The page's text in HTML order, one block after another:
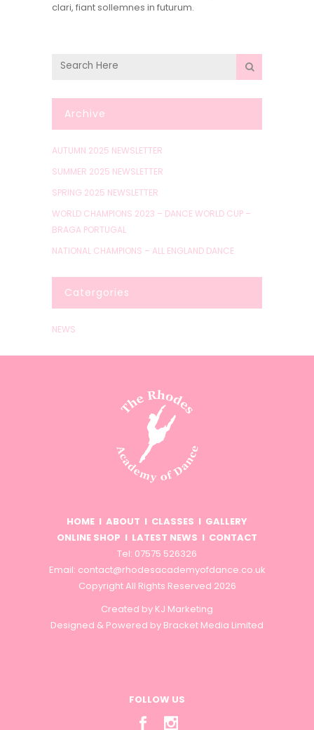
clari, fiant sollemnes in futurum.
Archive
AUTUMN 2025 NEWSLETTER
SUMMER 2025 NEWSLETTER
SPRING 2025 NEWSLETTER
WORLD CHAMPIONS 2023 – DANCE WORLD CUP –
BRAGA PORTUGAL
NATIONAL CHAMPIONS – ALL ENGLAND DANCE
Catergories
NEWS
HOME I ABOUT I CLASSES I GALLERY
ONLINE SHOP I LATEST NEWS I CONTACT
Tel: 07575 526326
Email: contact@rhodesacademyofdance.co.uk
Copyright All Rights Reserved 2026
Created by KJ Marketing
Designed & Powered by Bracket Media Limited
FOLLOW US